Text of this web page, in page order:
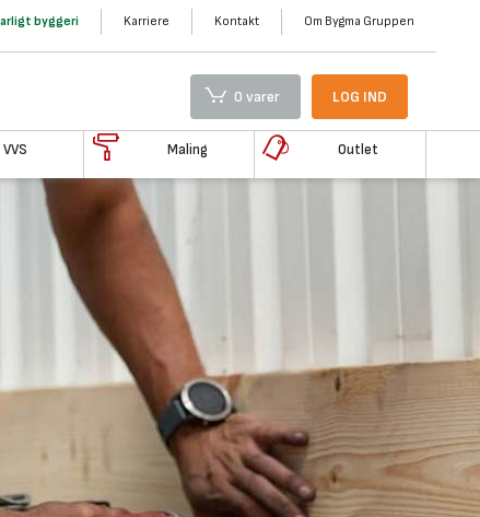
byggeri Karriere Kontakt Om Bygma Gruppen
0 varer LOG IND
VVS Maling Outlet